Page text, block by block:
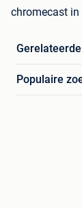
chromecast in
Populaire